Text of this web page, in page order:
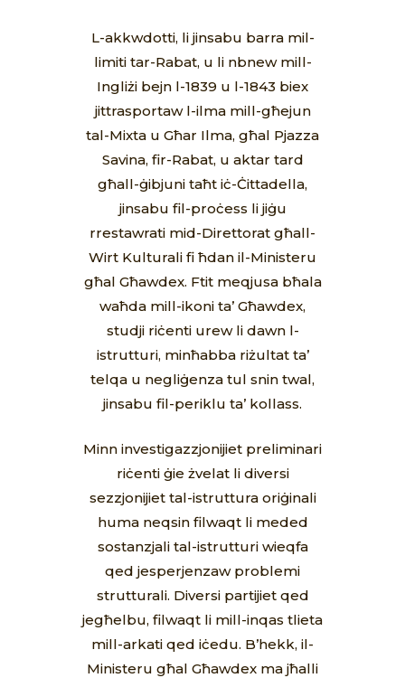
L-akkwdotti, li jinsabu barra mil-
limiti tar-Rabat, u li nbnew mill-
Ingliżi bejn l-1839 u l-1843 biex
jittrasportaw l-ilma mill-għejun
tal-Mixta u Għar Ilma, għal Pjazza
Savina, fir-Rabat, u aktar tard
għall-ġibjuni taħt iċ-Ċittadella,
jinsabu fil-proċess li jiġu
rrestawrati mid-Direttorat għall-
Wirt Kulturali fi ħdan il-Ministeru
għal Għawdex. Ftit meqjusa bħala
waħda mill-ikoni ta’ Għawdex,
studji riċenti urew li dawn l-
istrutturi, minħabba riżultat ta’
telqa u negliġenza tul snin twal,
jinsabu fil-periklu ta’ kollass.
Minn investigazzjonijiet preliminari
riċenti ġie żvelat li diversi
sezzjonijiet tal-istruttura oriġinali
huma neqsin filwaqt li meded
sostanzjali tal-istrutturi wieqfa
qed jesperjenzaw problemi
strutturali. Diversi partijiet qed
jegħelbu, filwaqt li mill-inqas tlieta
mill-arkati qed iċedu. B’hekk, il-
Ministeru għal Għawdex ma jħalli